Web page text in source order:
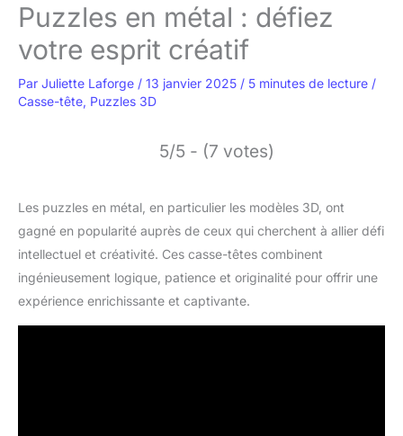
Puzzles en métal : défiez
votre esprit créatif
Par Juliette Laforge / 13 janvier 2025 / 5 minutes de lecture /
Casse-tête, Puzzles 3D
5/5 - (7 votes)
Les puzzles en métal, en particulier les modèles 3D, ont
gagné en popularité auprès de ceux qui cherchent à allier défi
intellectuel et créativité. Ces casse-têtes combinent
ingénieusement logique, patience et originalité pour offrir une
expérience enrichissante et captivante.